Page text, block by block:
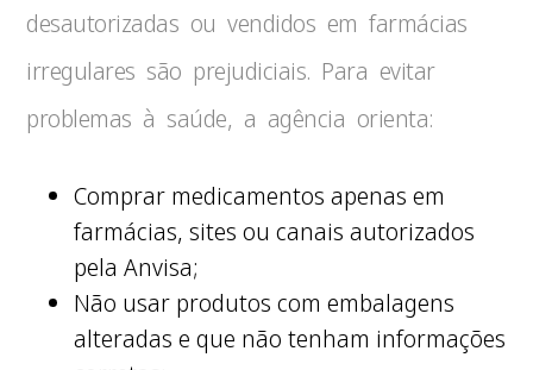
desautorizadas ou vendidos em farmácias
irregulares são prejudiciais. Para evitar
problemas à saúde, a agência orienta:
Comprar medicamentos apenas em
farmácias, sites ou canais autorizados
pela Anvisa;
Não usar produtos com embalagens
alteradas e que não tenham informações